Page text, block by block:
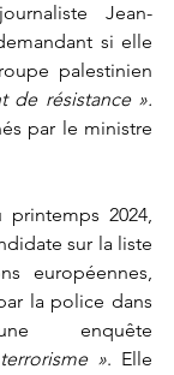
Jean-
si elle
palestinien
par le ministre
printemps 2024,
sur la liste
européennes,
la police dans
enquête
». Elle